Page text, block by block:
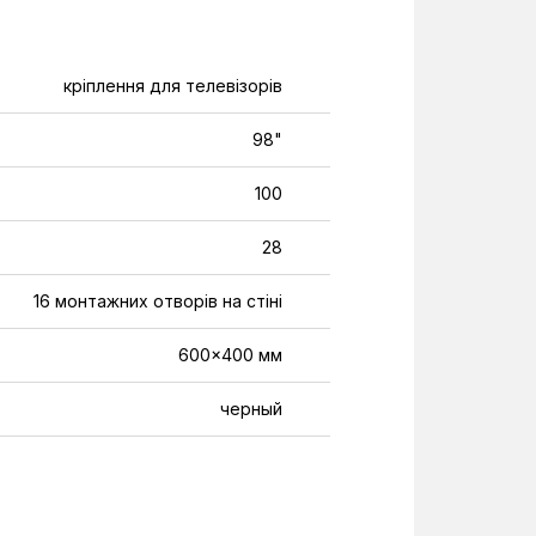
кріплення для телевізорів
98"
100
28
16 монтажних отворів на стіні
600x400 мм
черный